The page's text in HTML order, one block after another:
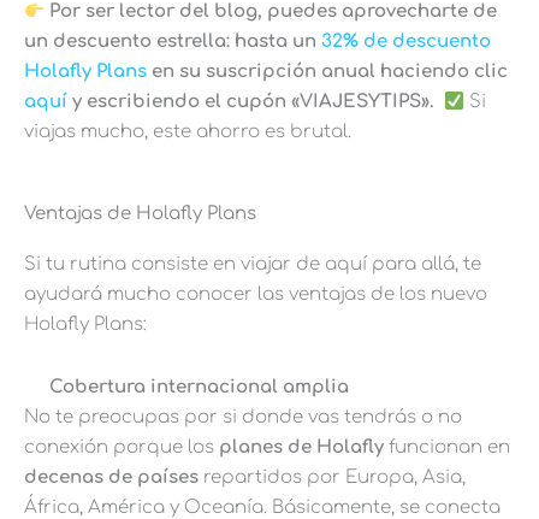
Por ser lector del blog, puedes aprovecharte de
un descuento estrella: hasta un 32% de descuento
Holafly Plans en su suscripción anual haciendo clic
aquí y escribiendo el cupón «VIAJESYTIPS».
Si
viajas mucho, este ahorro es brutal.
Ventajas de Holafly Plans
Si tu rutina consiste en viajar de aquí para allá, te
ayudará mucho conocer las ventajas de los nuevo
Holafly Plans:
Cobertura internacional amplia
No te preocupas por si donde vas tendrás o no
conexión porque los planes de Holafly funcionan en
decenas de países repartidos por Europa, Asia,
África, América y Oceanía. Básicamente, se conecta